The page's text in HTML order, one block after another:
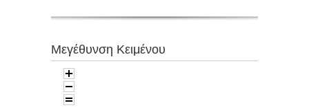
Μεγέθυνση Κειμένου